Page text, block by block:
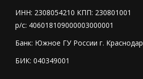
ИНН: 2308054210 КПП: 230801001
р/с: 406018109000003000001
Банк: Южное ГУ России г. Краснодар
БИК: 040349001